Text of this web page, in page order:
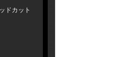
ドカット